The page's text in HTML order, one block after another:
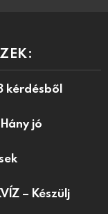
kérdésből
jó
– Készülj